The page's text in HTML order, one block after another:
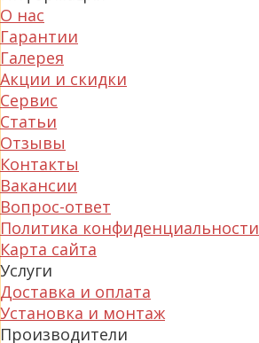
О нас
Гарантии
Галерея
Акции и скидки
Сервис
Статьи
Отзывы
Контакты
Вакансии
Вопрос-ответ
Политика конфиденциальности
Карта сайта
Услуги
Доставка и оплата
Установка и монтаж
Производители